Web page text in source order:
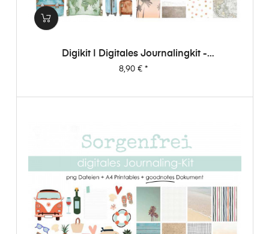
Digikit | Digitales Journalingkit -
Weltenbummler
Preis
8,90 €*